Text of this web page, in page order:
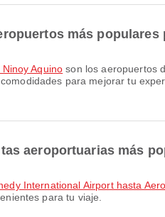
más populares
Ninoy Aquino son los aeropuertos
para mejorar tu
aeroportuarias más
International Airport hasta
para tu viaje.